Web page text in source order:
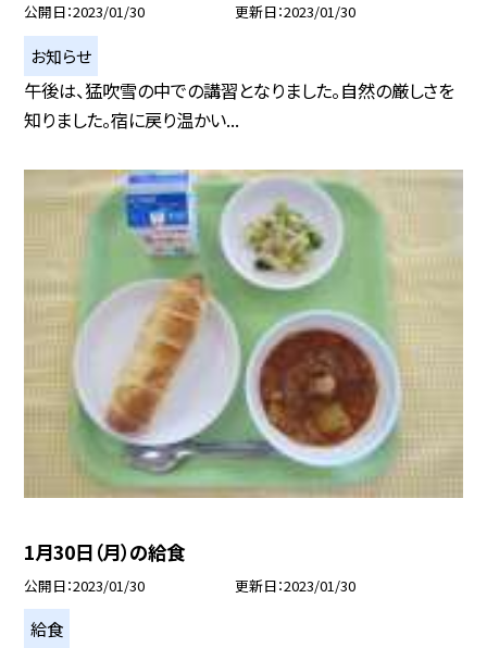
公開日 2023/01/30 更新日 2023/01/30
お知らせ
午後は、猛吹雪の中での講習となりました。自然の厳しさを
知りました。宿に戻り温かい...
1月30日（月）の給食
公開日 2023/01/30 更新日 2023/01/30
給食